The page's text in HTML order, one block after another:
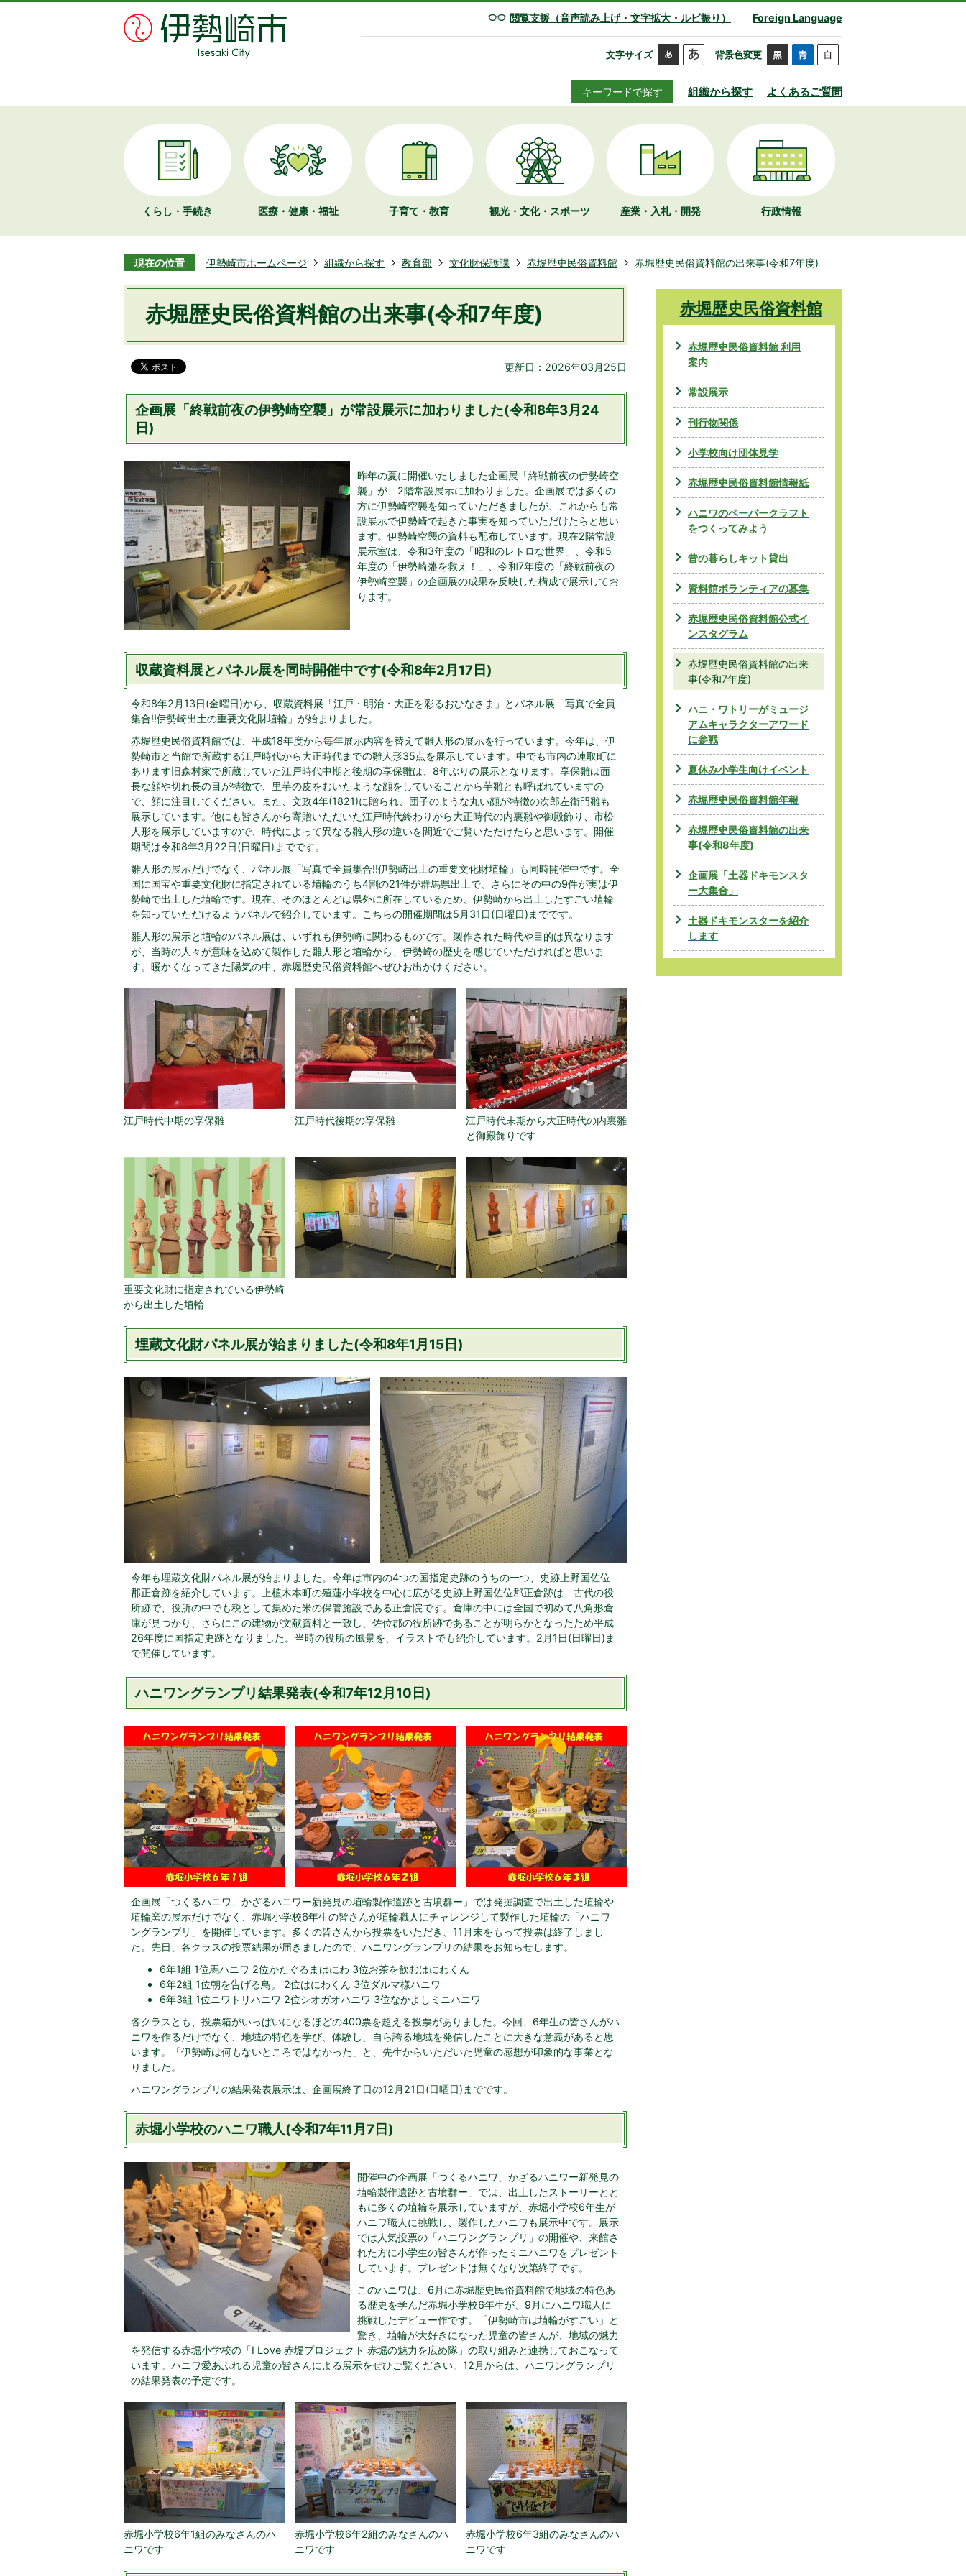
閲覧支援（音声読み上げ・文字拡大・ルビ振り） Foreign Language
文字サイズ 背景色変更
キーワードで探す 組織から探す よくあるご質問
くらし・手続き 医療・健康・福祉 子育て・教育 観光・文化・ スポーツ 産業・入札・開発 行政情報
現在の位置 伊勢崎市ホームページ 組織から探す 教育部 文化財保護課 赤堀歴史民俗資料館 赤堀歴史民俗資料館の出来事(令和7年度)
赤堀歴史民俗資料館の出来事(令和7年度)
更新日：2026年03月25日
企画展「終戦前夜の伊勢崎空襲」が常設展示に加わりました(令和8年3月24
日)
昨年の夏に開催いたしました企画展「終戦前夜の伊勢崎空
襲」が、2階常設展示に加わりました。企画展では多くの
方に伊勢崎空襲を知っていただきましたが、これからも常
設展示で伊勢崎で起きた事実を知っていただけたらと思い
ます。伊勢崎空襲の資料も配布しています。現在2階常設
展示室は、令和3年度の「昭和のレトロな世界」、令和5
年度の「伊勢崎藩を救え！」、令和7年度の「終戦前夜の
伊勢崎空襲」の企画展の成果を反映した構成で展示してお
ります。
収蔵資料展とパネル展を同時開催中です(令和8年2月17日)
令和8年2月13日(金曜日)から、収蔵資料展「江戸・明治・大正を彩るおひなさま」とパネル展「写真で全員
集合‼伊勢崎出土の重要文化財埴輪」が始まりました。
赤堀歴史民俗資料館では、平成18年度から毎年展示内容を替えて雛人形の展示を行っています。今年は、伊
勢崎市と当館で所蔵する江戸時代から大正時代までの雛人形35点を展示しています。中でも市内の連取町に
あります旧森村家で所蔵していた江戸時代中期と後期の享保雛は、8年ぶりの展示となります。享保雛は面
長な顔や切れ長の目が特徴で、里芋の皮をむいたような顔をしていることから芋雛とも呼ばれていますの
で、顔に注目してください。また、文政4年(1821)に贈られ、団子のような丸い顔が特徴の次郎左衛門雛も
展示しています。他にも皆さんから寄贈いただいた江戸時代終わりから大正時代の内裏雛や御殿飾り、市松
人形を展示していますので、時代によって異なる雛人形の違いを間近でご覧いただけたらと思います。開催
期間は令和8年3月22日(日曜日)までです。
雛人形の展示だけでなく、パネル展「写真で全員集合‼伊勢崎出土の重要文化財埴輪」も同時開催中です。全
国に国宝や重要文化財に指定されている埴輪のうち4割の21件が群馬県出土で、さらにその中の9件が実は伊
勢崎で出土した埴輪です。現在、そのほとんどは県外に所在しているため、伊勢崎から出土したすごい埴輪
を知っていただけるようパネルで紹介しています。こちらの開催期間は5月31日(日曜日)までです。
雛人形の展示と埴輪のパネル展は、いずれも伊勢崎に関わるものです。製作された時代や目的は異なります
が、当時の人々が意味を込めて製作した雛人形と埴輪から、伊勢崎の歴史を感じていただければと思いま
す。暖かくなってきた陽気の中、赤堀歴史民俗資料館へぜひお出かけください。
江戸時代中期の享保雛 江戸時代後期の享保雛
江戸時代末期から大正時代の内裏雛
と御殿飾りです
重要文化財に指定されている伊勢崎
から出土した埴輪
埋蔵文化財パネル展が始まりました(令和8年1月15日)
今年も埋蔵文化財パネル展が始まりました。今年は市内の4つの国指定史跡のうちの一つ、史跡上野国佐位
郡正倉跡を紹介しています。上植木本町の殖蓮小学校を中心に広がる史跡上野国佐位郡正倉跡は、古代の役
所跡で、役所の中でも税として集めた米の保管施設である正倉院です。倉庫の中には全国で初めて八角形倉
庫が見つかり、さらにこの建物が文献資料と一致し、佐位郡の役所跡であることが明らかとなったため平成
26年度に国指定史跡となりました。当時の役所の風景を、イラストでも紹介しています。2月1日(日曜日)ま
で開催しています。
ハニワングランプリ結果発表(令和7年12月10日)
企画展「つくるハニワ、かざるハニワー新発見の埴輪製作遺跡と古墳群ー」では発掘調査で出土した埴輪や
埴輪窯の展示だけでなく、赤堀小学校6年生の皆さんが埴輪職人にチャレンジして製作した埴輪の「ハニワ
ングランプリ」を開催しています。多くの皆さんから投票をいただき、11月末をもって投票は終了しまし
た。先日、各クラスの投票結果が届きましたので、ハニワングランプリの結果をお知らせします。
6年1組 1位馬ハニワ 2位かたぐるまはにわ 3位お茶を飲むはにわくん
6年2組 1位朝を告げる鳥。 2位はにわくん 3位ダルマ様ハニワ
6年3組 1位ニワトリハニワ 2位シオガオハニワ 3位なかよしミニハニワ
各クラスとも、投票箱がいっぱいになるほどの400票を超える投票がありました。今回、6年生の皆さんがハ
ニワを作るだけでなく、地域の特色を学び、体験し、自ら誇る地域を発信したことに大きな意義があると思
います。「伊勢崎は何もないところではなかった」と、先生からいただいた児童の感想が印象的な事業とな
りました。
ハニワングランプリの結果発表展示は、企画展終了日の12月21日(日曜日)までです。
赤堀小学校のハニワ職人(令和7年11月7日)
開催中の企画展「つくるハニワ、かざるハニワー新発見の
埴輪製作遺跡と古墳群ー」では、出土したストーリーとと
もに多くの埴輪を展示していますが、赤堀小学校6年生が
ハニワ職人に挑戦し、製作したハニワも展示中です。展示
では人気投票の「ハニワングランプリ」の開催や、来館さ
れた方に小学生の皆さんが作ったミニハニワをプレゼント
しています。プレゼントは無くなり次第終了です。
このハニワは、6月に赤堀歴史民俗資料館で地域の特色あ
る歴史を学んだ赤堀小学校6年生が、9月にハニワ職人に
挑戦したデビュー作です。「伊勢崎市は埴輪がすごい」と
驚き、埴輪が大好きになった児童の皆さんが、地域の魅力
を発信する赤堀小学校の「I Love 赤堀プロジェクト 赤堀の魅力を広め隊」の取り組みと連携しておこなって
います。ハニワ愛あふれる児童の皆さんによる展示をぜひご覧ください。12月からは、ハニワングランプリ
の結果発表の予定です。
赤堀小学校6年1組のみなさんのハ
ニワです
赤堀小学校6年2組のみなさんのハ
ニワです
赤堀小学校6年3組のみなさんのハ
ニワです
赤堀歴史民俗資料館
赤堀歴史民俗資料館 利用
案内
常設展示
刊行物関係
小学校向け団体見学
赤堀歴史民俗資料館情報紙
ハニワのペーパークラフト
をつくってみよう
昔の暮らしキット貸出
資料館ボランティアの募集
赤堀歴史民俗資料館公式イ
ンスタグラム
赤堀歴史民俗資料館の出来
事(令和7年度)
ハニ・ワトリーがミュージ
アムキャラクターアワード
に参戦
夏休み小学生向けイベント
赤堀歴史民俗資料館年報
赤堀歴史民俗資料館の出来
事(令和8年度)
企画展「土器ドキモンスタ
ー大集合」
土器ドキモンスターを紹介
します